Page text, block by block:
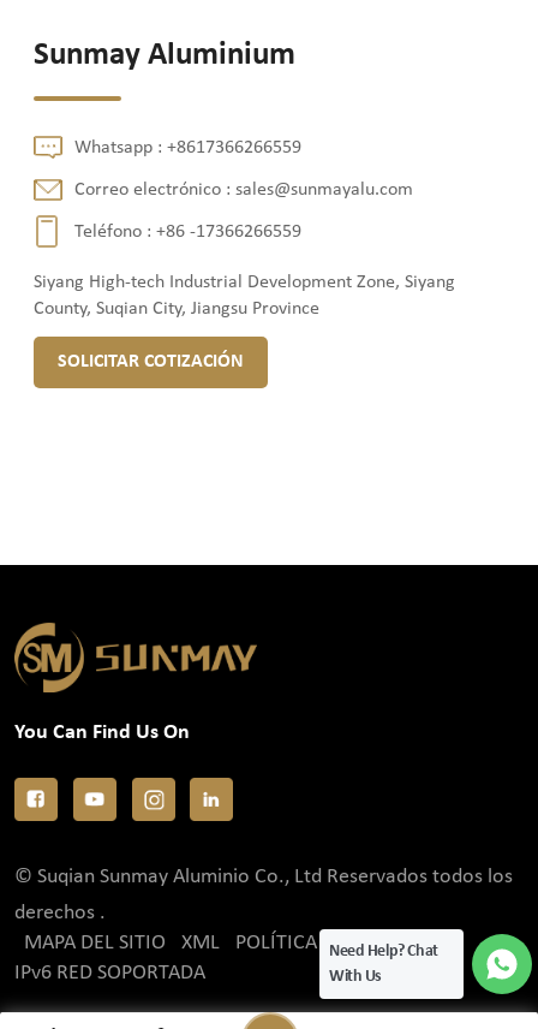
Sunmay Aluminium
Whatsapp :+8617366266559
Correo electrónico :sales@sunmayalu.com
Teléfono :+86 -17366266559
Siyang High-tech Industrial Development Zone, Siyang
County, Suqian City, Jiangsu Province
SOLICITAR COTIZACIÓN
You Can Find Us On
© Suqian Sunmay Aluminio Co., Ltd Reservados todos los
derechos .
MAPA DEL SITIO
XML
POLÍTICA DE PRIVACIDAD
IPv6 RED SOPORTADA
Need Help? Chat
With Us